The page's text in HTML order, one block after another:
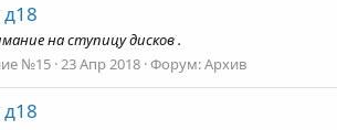
на ступицу дисков .
№15 23 Апр 2018 Форум:Архив